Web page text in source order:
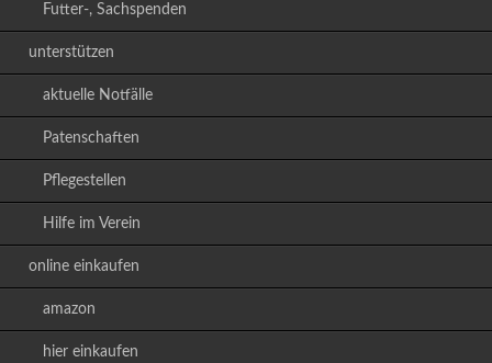
Futter-, Sachspenden
unterstützen
aktuelle Notfälle
Patenschaften
Pflegestellen
Hilfe im Verein
online einkaufen
amazon
hier einkaufen